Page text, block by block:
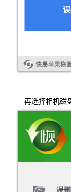
再选择相机磁